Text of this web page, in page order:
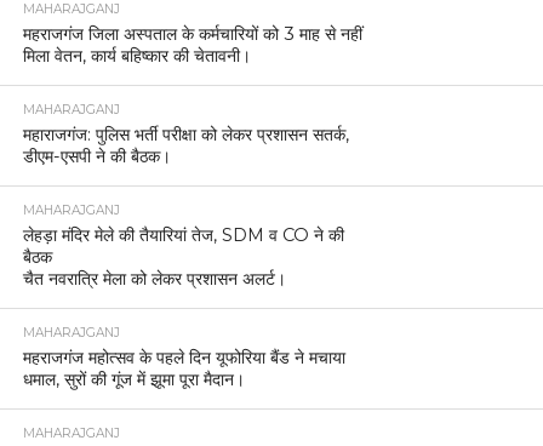
MAHARAJGANJ
महराजगंज जिला अस्पताल के कर्मचारियों को 3 माह से नहीं
मिला वेतन, कार्य बहिष्कार की चेतावनी।
MAHARAJGANJ
महाराजगंज: पुलिस भर्ती परीक्षा को लेकर प्रशासन सतर्क,
डीएम-एसपी ने की बैठक।
MAHARAJGANJ
लेहड़ा मंदिर मेले की तैयारियां तेज, SDM व CO ने की
बैठक
चैत नवरात्रि मेला को लेकर प्रशासन अलर्ट।
MAHARAJGANJ
महराजगंज महोत्सव के पहले दिन यूफोरिया बैंड ने मचाया
धमाल, सुरों की गूंज में झूमा पूरा मैदान।
MAHARAJGANJ